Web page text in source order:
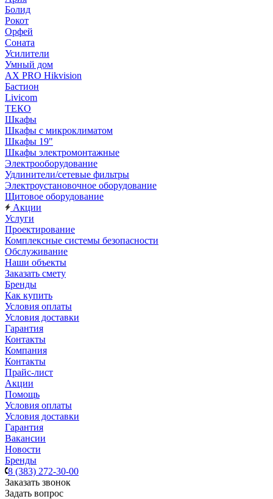
Болид
Рокот
Орфей
Соната
Усилители
Умный дом
AX PRO Hikvision
Бастион
Livicom
ТЕКО
Шкафы
Шкафы с микроклиматом
Шкафы 19"
Шкафы электромонтажные
Электрооборудование
Удлинители/сетевые фильтры
Электроустановочное оборудование
Щитовое оборудование
Акции
Услуги
Проектирование
Комплексные системы безопасности
Обслуживание
Наши объекты
Заказать смету
Бренды
Как купить
Условия оплаты
Условия доставки
Гарантия
Контакты
Компания
Контакты
Прайс-лист
Акции
Помощь
Условия оплаты
Условия доставки
Гарантия
Вакансии
Новости
Бренды
8 (383) 272-30-00
Заказать звонок
Задать вопрос